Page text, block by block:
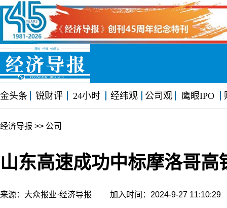
金头条 锐财评 24小时 经纬观 公司观 鹰眼IPO
经济导报 >> 公司
山东高速成功中标摩洛哥高
来源：大众报业·经济导报 加入时间：2024-9-27